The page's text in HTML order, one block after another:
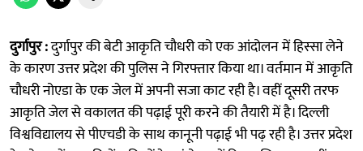
दुर्गापुर :दुर्गापुर की बेटी आकृति चौधरी को एक आंदोलन में हिस्सा लेने
के कारण उत्तर प्रदेश की पुलिस ने गिरफ्तार किया था। वर्तमान में आकृति
चौधरी नोएडा के एक जेल में अपनी सजा काट रही है। वहीं दूसरी तरफ
आकृति जेल से वकालत की पढ़ाई पूरी करने की तैयारी में है। दिल्ली
विश्वविद्यालय से पीएचडी के साथ कानूनी पढ़ाई भी पढ़ रही है। उत्तर प्रदेश